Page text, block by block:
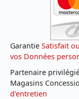
Garantie Satisfait
vos Données
Partenaire
Magasins
d'entretien